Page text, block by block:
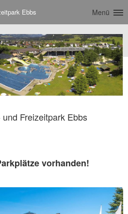
Ebbs Menü
Freizeitpark Ebbs
vorhanden!